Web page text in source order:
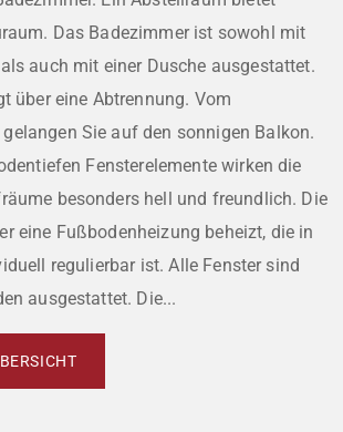
Das Badezimmer ist sowohl mit
auch mit einer Dusche ausgestattet.
über eine Abtrennung. Vom
Sie auf den sonnigen Balkon.
Fensterelemente wirken die
besonders hell und freundlich. Die
eine Fußbodenheizung beheizt, die in
regulierbar ist. Alle Fenster sind
ausgestattet. Die...